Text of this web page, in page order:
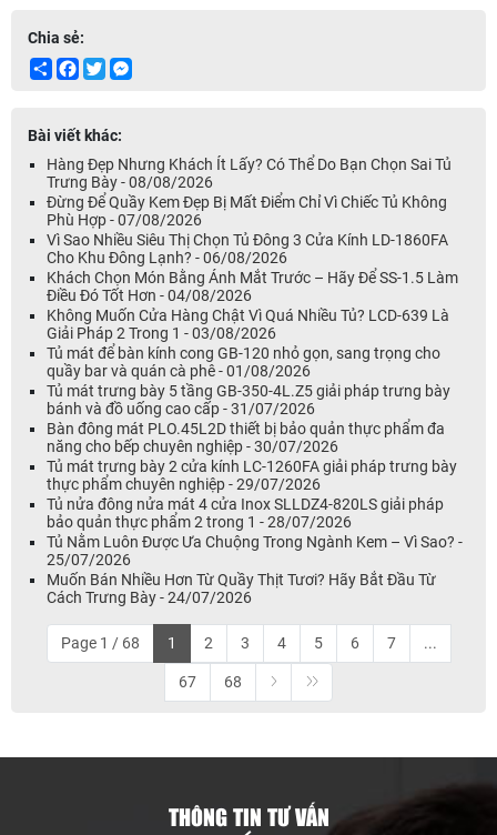
Chia sẻ:
ShareFacebook
Twitter
Bài viết khác:
Hàng Đẹp Nhưng Khách Ít Lấy? Có Thể Do Bạn Chọn Sai Tủ
Trưng Bày - 08/08/2026
Đừng Để Quầy Kem Đẹp Bị Mất Điểm Chỉ Vì Chiếc Tủ Không
Phù Hợp - 07/08/2026
Vì Sao Nhiều Siêu Thị Chọn Tủ Đông 3 Cửa Kính LD-1860FA
Cho Khu Đông Lạnh? - 06/08/2026
Khách Chọn Món Bằng Ánh Mắt Trước – Hãy Để SS-1.5 Làm
Điều Đó Tốt Hơn - 04/08/2026
Không Muốn Cửa Hàng Chật Vì Quá Nhiều Tủ? LCD-639 Là
Giải Pháp 2 Trong 1 - 03/08/2026
Tủ mát để bàn kính cong GB-120 nhỏ gọn, sang trọng cho
quầy bar và quán cà phê - 01/08/2026
Tủ mát trưng bày 5 tầng GB-350-4L.Z5 giải pháp trưng bày
bánh và đồ uống cao cấp - 31/07/2026
Bàn đông mát PLO.45L2D thiết bị bảo quản thực phẩm đa
năng cho bếp chuyên nghiệp - 30/07/2026
Tủ mát trưng bày 2 cửa kính LC-1260FA giải pháp trưng bày
thực phẩm chuyên nghiệp - 29/07/2026
Tủ nửa đông nửa mát 4 cửa Inox SLLDZ4-820LS giải pháp
bảo quản thực phẩm 2 trong 1 - 28/07/2026
Tủ Nằm Luôn Được Ưa Chuộng Trong Ngành Kem – Vì Sao? -
25/07/2026
Muốn Bán Nhiều Hơn Từ Quầy Thịt Tươi? Hãy Bắt Đầu Từ
Cách Trưng Bày - 24/07/2026
Page 1 / 68 1 2 3 4 5 6 7 ...
67 68
THÔNG TIN TƯ VẤN